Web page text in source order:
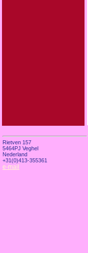
Rietven 157
5464PJ Veghel
Nederland
+31(0)413-355361
e-mail